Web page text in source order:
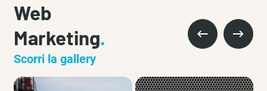
Web
Marketing.
Scorri la gallery